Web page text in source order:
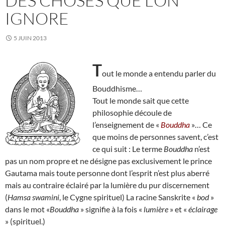
IGNORE
5 JUIN 2013
Tout le monde a entendu parler du
Bouddhisme…
Tout le monde sait que cette
philosophie découle de
l’enseignement de « Bouddha »… Ce
que moins de personnes savent, c’est
ce qui suit : Le terme Bouddha n’est
pas un nom propre et ne désigne pas exclusivement le prince
Gautama mais toute personne dont l’esprit n’est plus aberré
mais au contraire éclairé par la lumière du pur discernement
(Hamsa swamini , le Cygne spirituel) La racine Sanskrite « bod»
dans le mot «Bouddha » signifie à la fois « lumière » et « éclairage
» (spirituel.)